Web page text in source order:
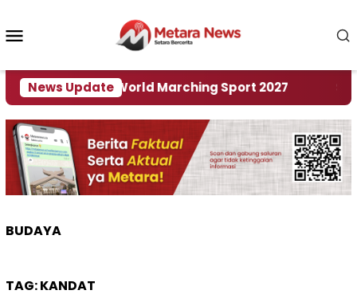
konten
News Update
Rumah World Marching Sport 2027 ‎Soal
BUDAYA
TAG:KANDAT